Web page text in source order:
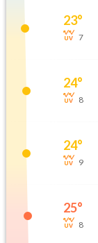
23°
7
24°
8
24°
9
25°
8